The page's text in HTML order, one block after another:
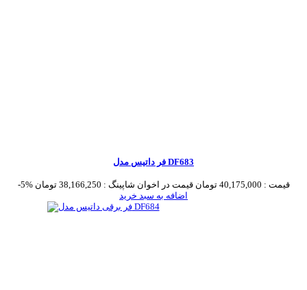
فر داتیس مدل DF683
-5% قیمت : 40,175,000 تومان قیمت در اخوان شاپینگ : 38,166,250 تومان
اضافه به سبد خرید